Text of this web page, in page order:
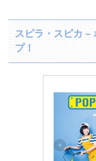
スピラ・スピカ –
プ！